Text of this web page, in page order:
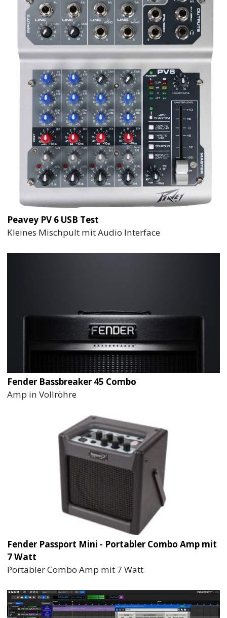
Peavey PV 6 USB Test
Kleines Mischpult mit Audio Interface
Fender Bassbreaker 45 Combo
Amp in Vollröhre
Fender Passport Mini - Portabler Combo Amp mit
7 Watt
Portabler Combo Amp mit 7 Watt